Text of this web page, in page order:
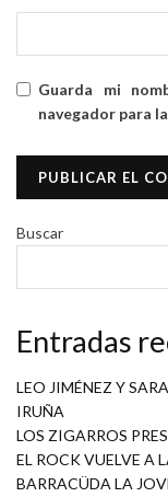
Guarda mi
navegador para
Buscar
Entradas
LEO JIMÉNEZ Y
IRUÑA
LOS ZIGARROS
EL ROCK VUELVE A
BARRACÜDA LA